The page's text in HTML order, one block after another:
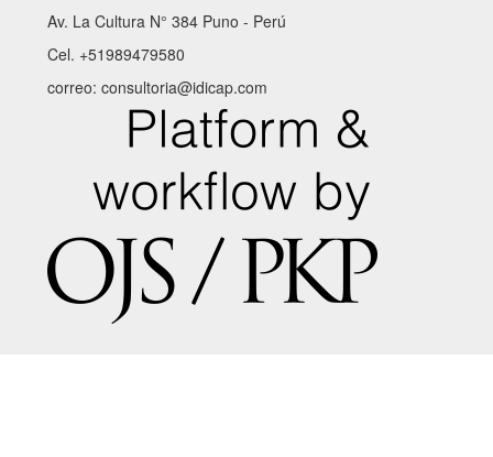
Av. La Cultura N° 384 Puno - Perú
Cel. +51989479580
correo: consultoria@idicap.com